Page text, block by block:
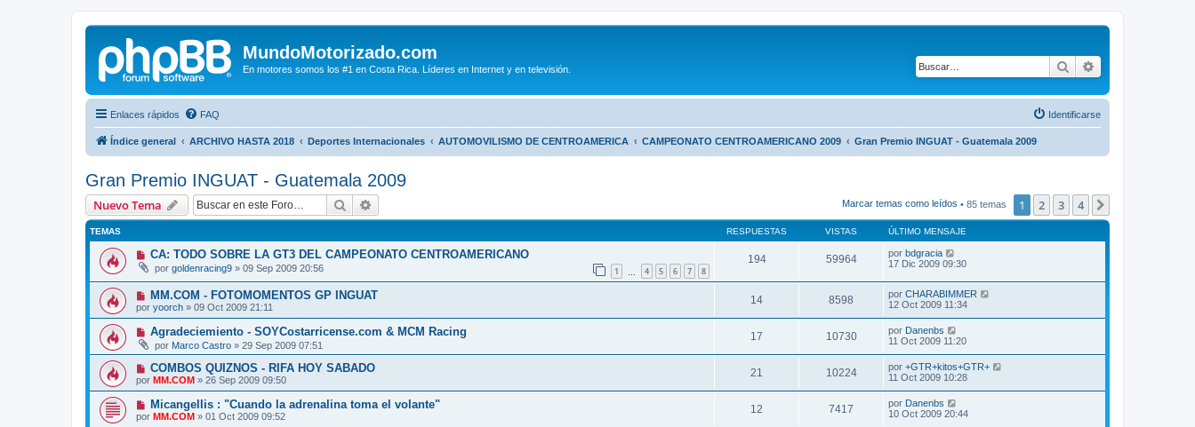
MundoMotorizado.com
En motores somos los #1 en Costa Rica. Líderes en Internet y en televisión. Buscar
Enlaces rápidos FAQ Identificarse
Índice general ARCHIVO HASTA 2018 Deportes Internacionales AUTOMOVILISMO DE CENTROAMERICA CAMPEONATO CENTROAMERICANO 2009 Gran Premio INGUAT - Guatemala 2009
Gran Premio INGUAT - Guatemala 2009
Nuevo Tema Buscar Marcar temas como leídos • 85 temas 1 2 3 4
TEMAS RESPUESTAS VISTAS ÚLTIMO MENSAJE
CA: TODO SOBRE LA GT3 DEL CAMPEONATO CENTROAMERICANO
por goldenracing9 » 09 Sep 2009 20:56 1 4 5 6 7 8
194 59964 por bdgracia
17 Dic 2009 09:30
MM.COM - FOTOMOMENTOS GP INGUAT
por yoorch » 09 Oct 2009 21:11
14 8598 por CHARABIMMER
12 Oct 2009 11:34
Agradeciemiento - SOYCostarricense.com & MCM Racing
por Marco Castro » 29 Sep 2009 07:51
17 10730 por Danenbs
11 Oct 2009 11:20
COMBOS QUIZNOS - RIFA HOY SABADO
por MM.COM » 26 Sep 2009 09:50
21 10224 por +GTR+kitos+GTR+
11 Oct 2009 10:28
Micangellis : "Cuando la adrenalina toma el volante"
por MM.COM » 01 Oct 2009 09:52
12 7417 por Danenbs
10 Oct 2009 20:44